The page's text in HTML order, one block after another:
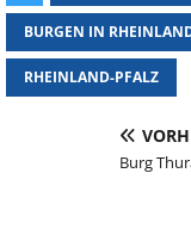
BURGEN IN
RHEINLAND-PFALZ
Burg